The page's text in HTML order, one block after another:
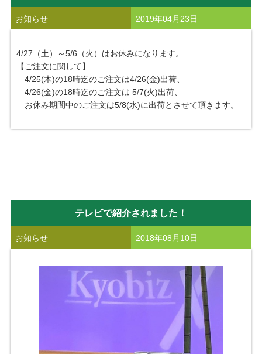
お知らせ 2019年04月23日
4/27（土）～5/6（火）はお休みになります。
【ご注文に関して】
4/25(木)の18時迄のご注文は4/26(金)出荷、
4/26(金)の18時迄のご注文は 5/7(火)出荷、
お休み期間中のご注文は5/8(水)に出荷とさせて頂きます。
テレビで紹介されました！
お知らせ 2018年08月10日